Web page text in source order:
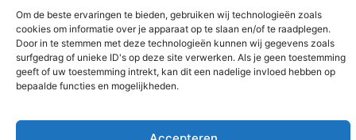
Om de beste ervaringen te bieden, gebruiken wij technologieën zoals
cookies om informatie over je apparaat op te slaan en/of te raadplegen.
Door in te stemmen met deze technologieën kunnen wij gegevens zoals
surfgedrag of unieke ID's op deze site verwerken. Als je geen toestemming
geeft of uw toestemming intrekt, kan dit een nadelige invloed hebben op
bepaalde functies en mogelijkheden.
informatie